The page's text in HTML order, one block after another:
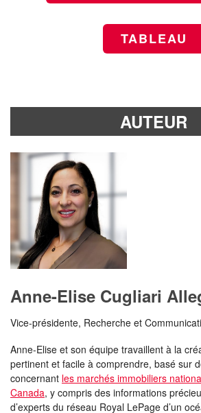
TABLEAU
AUTEUR
Anne-Elise Cugliari
Vice-présidente, Recherche et
Anne-Elise et son équipe travaillent à la
pertinent et facile à comprendre, basé sur
concernant les marchés immobiliers
Canada, y compris des informations
d’experts du réseau Royal LePage d’un